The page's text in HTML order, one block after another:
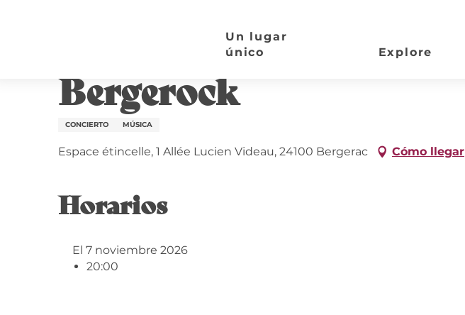
Un lugar
único
Explore
Bergerock
CONCIERTO MÚSICA
Espace étincelle, 1 Allée Lucien Videau, 24100 Bergerac Cómo llegar
Horarios
El 7 noviembre 2026
20:00